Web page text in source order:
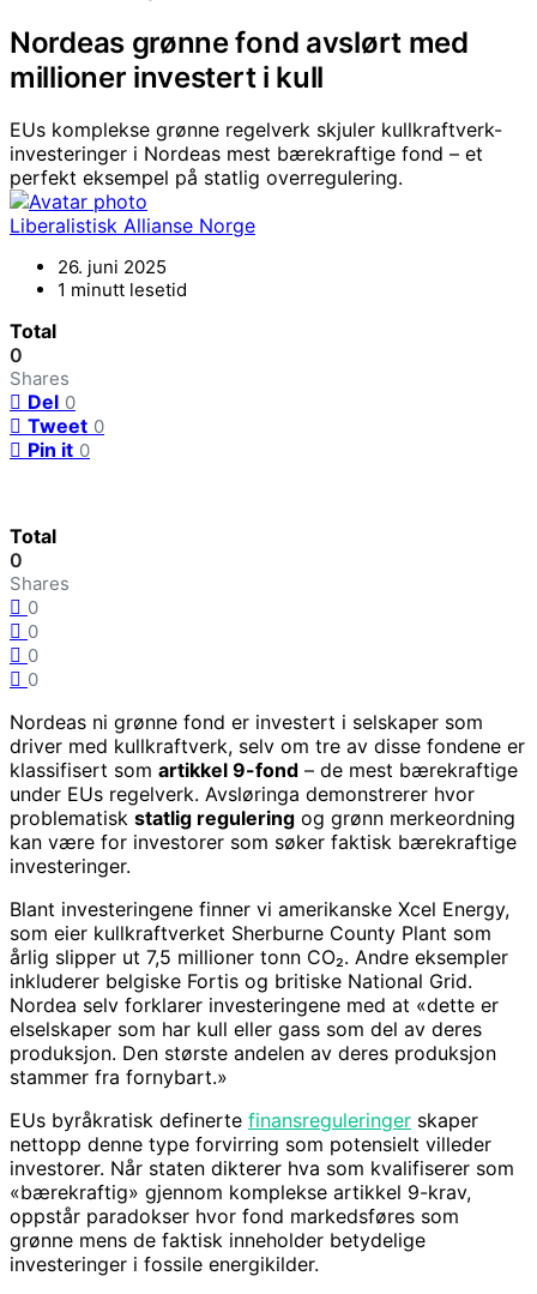
Nordeas grønne fond avslørt med
millioner investert i kull
EUs komplekse grønne regelverk skjuler kullkraftverk-
investeringer i Nordeas mest bærekraftige fond – et
perfekt eksempel på statlig overregulering.
Liberalistisk Allianse Norge
26. juni 2025
1 minutt lesetid
Total
0
Shares
Del 0
Tweet 0
Pin it 0
Total
0
Shares
0
0
0
0
Nordeas ni grønne fond er investert i selskaper som
driver med kullkraftverk, selv om tre av disse fondene er
klassifisert som artikkel 9-fond – de mest bærekraftige
under EUs regelverk. Avsløringa demonstrerer hvor
problematisk statlig regulering og grønn merkeordning
kan være for investorer som søker faktisk bærekraftige
investeringer.
Blant investeringene finner vi amerikanske Xcel Energy,
som eier kullkraftverket Sherburne County Plant som
årlig slipper ut 7,5 millioner tonn CO₂. Andre eksempler
inkluderer belgiske Fortis og britiske National Grid.
Nordea selv forklarer investeringene med at «dette er
elselskaper som har kull eller gass som del av deres
produksjon. Den største andelen av deres produksjon
stammer fra fornybart.»
EUs byråkratisk definerte finansreguleringer skaper
nettopp denne type forvirring som potensielt villeder
investorer. Når staten dikterer hva som kvalifiserer som
«bærekraftig» gjennom komplekse artikkel 9-krav,
oppstår paradokser hvor fond markedsføres som
grønne mens de faktisk inneholder betydelige
investeringer i fossile energikilder.